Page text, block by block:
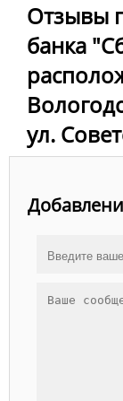
Отзывы
банка
ул.